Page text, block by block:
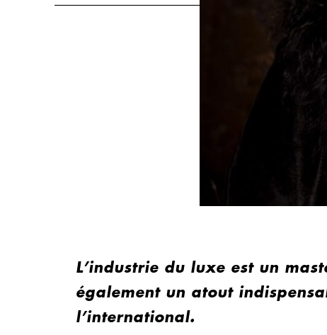
L’industrie du luxe est un
également un atout
l’international.